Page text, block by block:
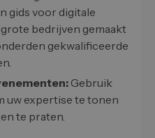
gids voor digitale
bedrijven gemaakt
gekwalificeerde
Gebruik
uw expertise te tonen
te praten.